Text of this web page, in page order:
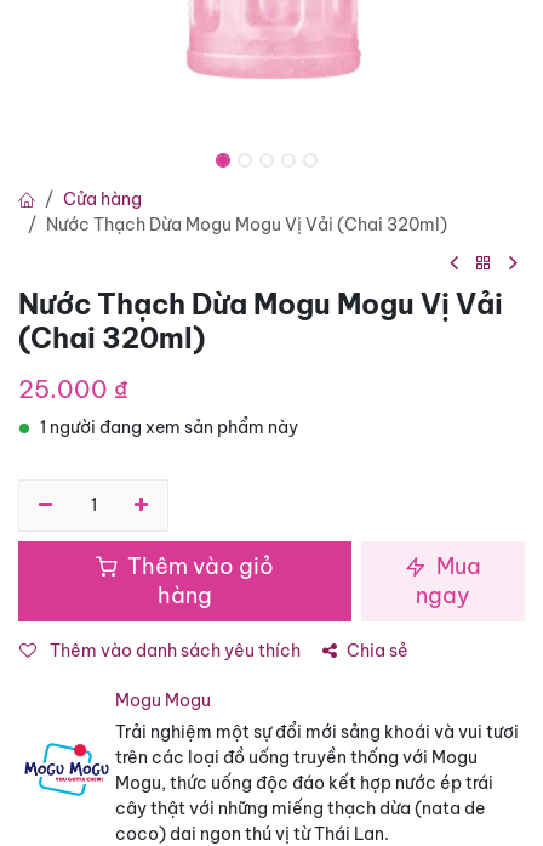
Cửa hàng
Nước Thạch Dừa Mogu Mogu Vị Vải (Chai 320ml)
Nước Thạch Dừa Mogu Mogu Vị Vải
(Chai 320ml)
25.000 ₫
1 người đang xem sản phẩm này
Thêm vào giỏ
hàng
Mua
ngay
Thêm vào danh sách yêu thích Chia sẻ
Mogu Mogu
Trải nghiệm một sự đổi mới sảng khoái và vui tươi
trên các loại đồ uống truyền thống với Mogu
Mogu, thức uống độc đáo kết hợp nước ép trái
cây thật với những miếng thạch dừa (nata de
coco) dai ngon thú vị từ Thái Lan.